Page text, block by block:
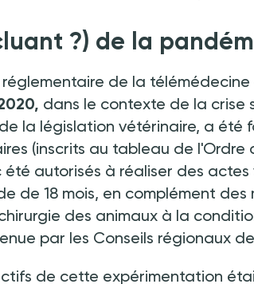
?) de la
réglementaire de la
dans le contexte de la crise
la législation vétérinaire, a été
(inscrits au tableau de
autorisés à réaliser des
de 18 mois, en complément
des animaux à la
par les Conseils régionaux
de cette expérimentation